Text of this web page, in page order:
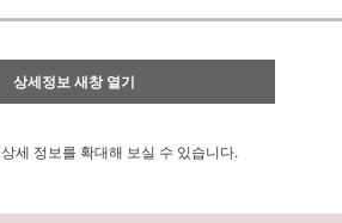
상세정보 새창 열기
상세 정보를 확대해 보실 수 있습니다.